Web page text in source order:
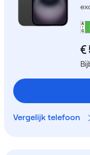
Vergelijk telefoon